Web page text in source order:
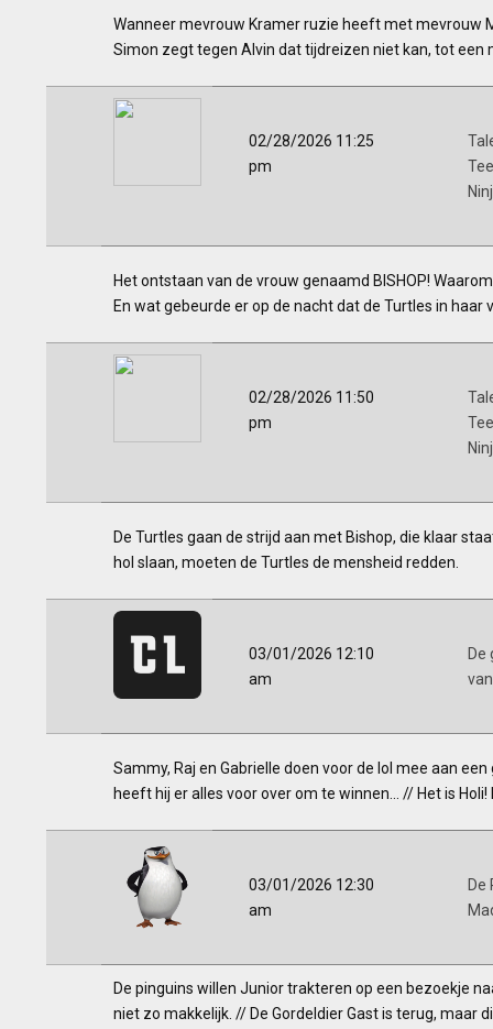
Wanneer mevrouw Kramer ruzie heeft met mevrouw
Simon zegt tegen Alvin dat tijdreizen niet kan, tot een
02/28/2026 11:25
pm
Het ontstaan van de vrouw genaamd BISHOP!
En wat gebeurde er op de nacht dat de Turtles in haar
02/28/2026 11:50
pm
De Turtles gaan de strijd aan met Bishop, die klaar
hol slaan, moeten de Turtles de mensheid redden.
03/01/2026 12:10
am
De
Sammy, Raj en Gabrielle doen voor de lol mee aan
heeft hij er alles voor over om te winnen... // Het is
03/01/2026 12:30
am
De
De pinguins willen Junior trakteren op een bezoekje
niet zo makkelijk. // De Gordeldier Gast is terug, maar